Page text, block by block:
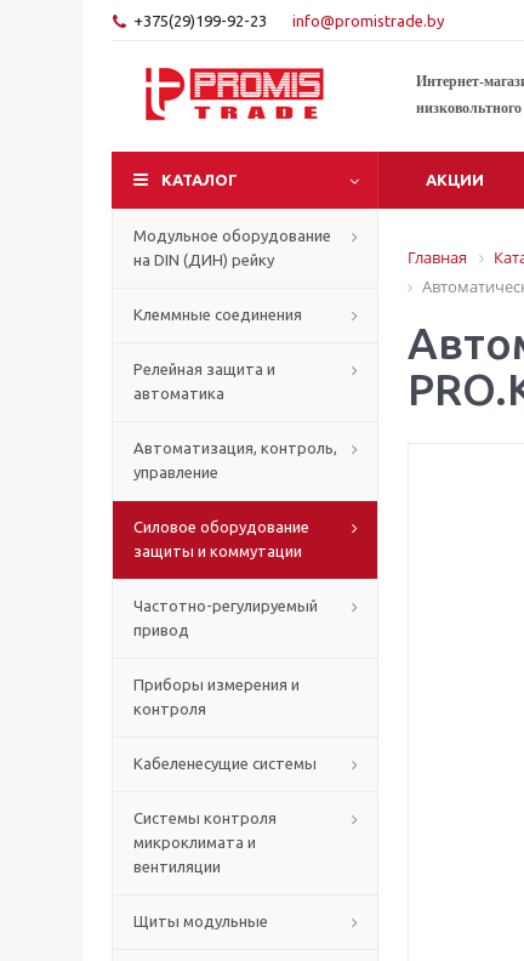
+375(29)199-92-23 info@promistrade.by
Интернет-
КАТАЛОГ АКЦИИ
Модульное оборудование
на DIN (ДИН) рейку
Клеммные соединения
Релейная защита и
автоматика
Автоматизация, контроль,
управление
Силовое оборудование
защиты и коммутации
Частотно-регулируемый
привод
Приборы измерения и
контроля
Кабеленесущие системы
Системы контроля
микроклимата и
вентиляции
Щиты модульные
Главная